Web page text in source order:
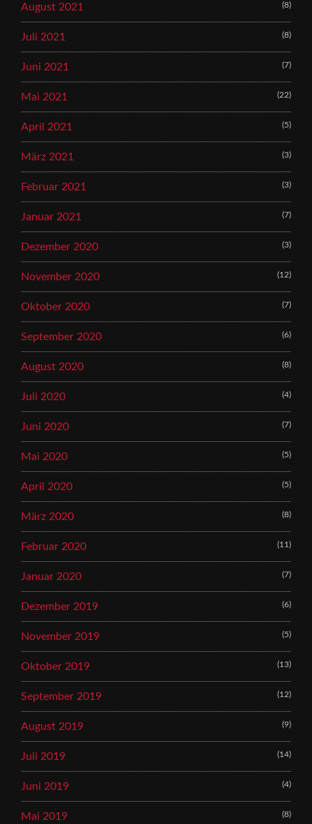
August 2021 (8)
Juli 2021 (8)
Juni 2021 (7)
Mai 2021 (22)
April 2021 (5)
März 2021 (3)
Februar 2021 (3)
Januar 2021 (7)
Dezember 2020 (3)
November 2020 (12)
Oktober 2020 (7)
September 2020 (6)
August 2020 (8)
Juli 2020 (4)
Juni 2020 (7)
Mai 2020 (5)
April 2020 (5)
März 2020 (8)
Februar 2020 (11)
Januar 2020 (7)
Dezember 2019 (6)
November 2019 (5)
Oktober 2019 (13)
September 2019 (12)
August 2019 (9)
Juli 2019 (14)
Juni 2019 (4)
Mai 2019 (8)